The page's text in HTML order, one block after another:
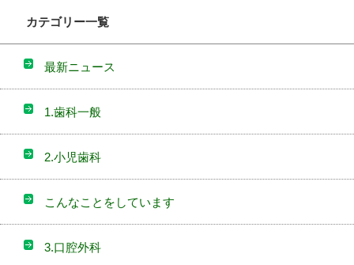
カテゴリー一覧
最新ニュース
1.歯科一般
2.小児歯科
こんなことをしています
3.口腔外科